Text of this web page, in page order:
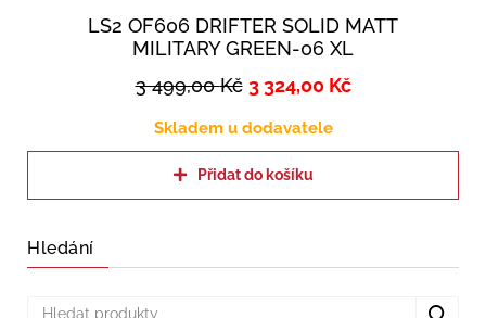
LS2 OF606 DRIFTER SOLID MATT
MILITARY GREEN-06 XL
3 499,00Kč 3 324,00 Kč
Skladem u dodavatele
Přidat do košíku
Hledání